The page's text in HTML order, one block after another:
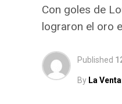
Con goles de
lograron el oro
Published
By La